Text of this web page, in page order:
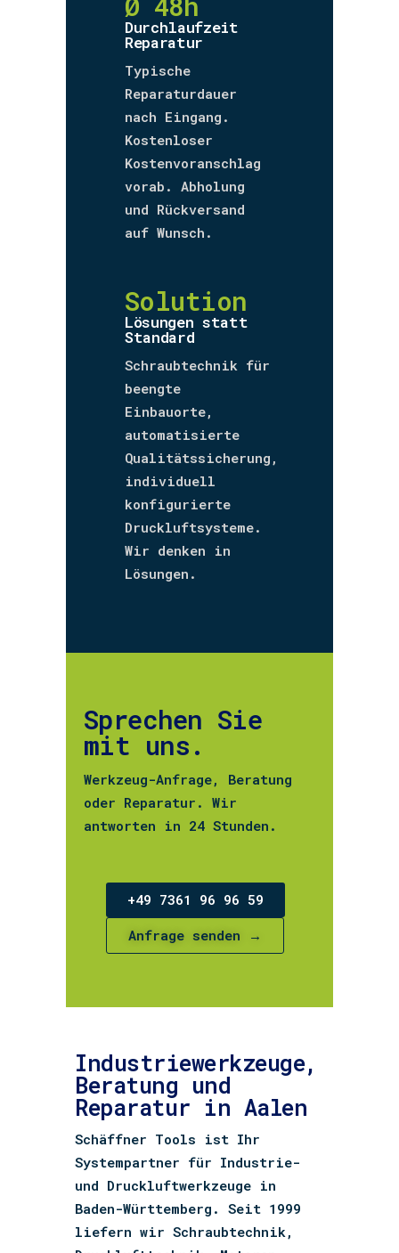
Durchlaufzeit
Reparatur
Typische
Reparaturdauer
nach Eingang.
Kostenloser
Kostenvoranschlag
vorab. Abholung
und Rückversand
auf Wunsch.
Solution
Lösungen statt
Standard
Schraubtechnik für
beengte
Einbauorte,
automatisierte
Qualitätssicherung,
individuell
konfigurierte
Druckluftsysteme.
Wir denken in
Lösungen.
Sprechen Sie
mit uns.
Werkzeug-Anfrage, Beratung
oder Reparatur. Wir
antworten in 24 Stunden.
+49 7361 96 96 59
Anfrage senden →
Industriewerkzeuge,
Beratung und
Reparatur in Aalen
Schäffner Tools ist Ihr
Systempartner für Industrie-
und Druckluftwerkzeuge in
Baden-Württemberg. Seit 1999
liefern wir Schraubtechnik,